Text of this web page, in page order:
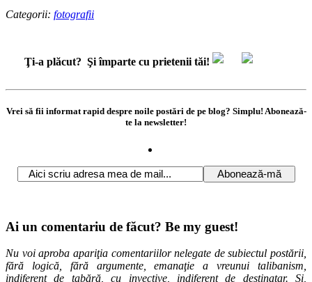
Categorii: fotografii
Ţi-a plăcut? Şi împarte cu prietenii tăi!
Vrei să fii informat rapid despre noile postări de pe blog? Simplu! Abonează-
te la newsletter!
Ai un comentariu de făcut? Be my guest!
Nu voi aproba apariţia comentariilor nelegate de subiectul postării,
fără logică, fără argumente, emanaţie a vreunui talibanism,
indiferent de tabără, cu invective, indiferent de destinatar. Și,